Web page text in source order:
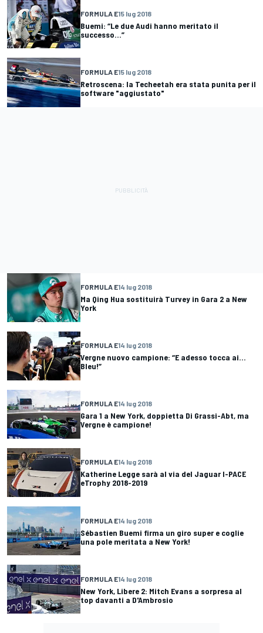
FORMULA E15 lug 2018
Buemi: “Le due Audi hanno meritato il
successo...”
FORMULA E15 lug 2018
Retroscena: la Techeetah era stata punita per il
software "aggiustato"
FORMULA E14 lug 2018
Ma Qing Hua sostituirà Turvey in Gara 2 a New
York
FORMULA E14 lug 2018
Vergne nuovo campione: “E adesso tocca ai...
Bleu!”
FORMULA E14 lug 2018
Gara 1 a New York, doppietta Di Grassi-Abt, ma
Vergne è campione!
FORMULA E14 lug 2018
Katherine Legge sarà al via del Jaguar I-PACE
eTrophy 2018-2019
FORMULA E14 lug 2018
Sébastien Buemi firma un giro super e coglie
una pole meritata a New York!
FORMULA E14 lug 2018
New York, Libere 2: Mitch Evans a sorpresa al
top davanti a D'Ambrosio